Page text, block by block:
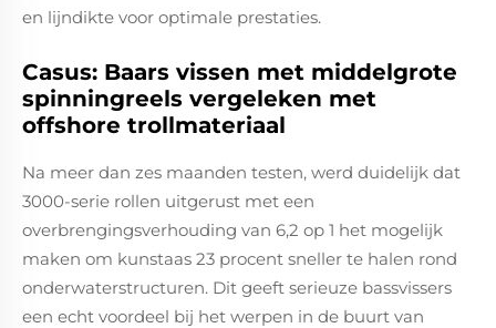
en lijndikte voor optimale prestaties.
Casus: Baars vissen met middelgrote
spinningreels vergeleken met
offshore trollmateriaal
Na meer dan zes maanden testen, werd duidelijk dat
3000-serie rollen uitgerust met een
overbrengingsverhouding van 6,2 op 1 het mogelijk
maken om kunstaas 23 procent sneller te halen rond
onderwaterstructuren. Dit geeft serieuze bassvissers
een echt voordeel bij het werpen in de buurt van